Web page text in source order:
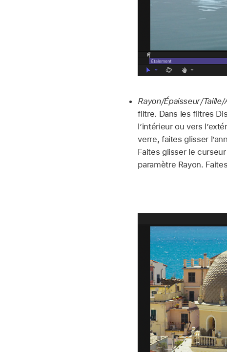
Rayon/Épaisseur/
filtre. Dans les filtres
l’intérieur ou vers
verre, faites glisser
Faites glisser le
paramètre Rayon.